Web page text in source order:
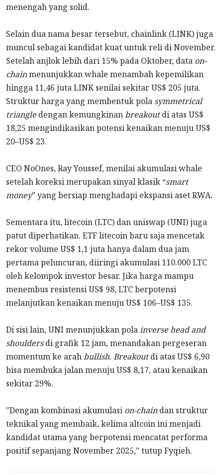
menengah yang solid.
Selain dua nama besar tersebut, chainlink (LINK) juga
muncul sebagai kandidat kuat untuk reli di November.
Setelah anjlok lebih dari 15% pada Oktober, data on-
chainmenunjukkan whale menambah kepemilikan
hingga 11,46 juta LINK senilai sekitar US$ 205 juta.
Struktur harga yang membentuk pola symmetrical
triangledengan kemungkinanbreakoutdi atas US$
18,25 mengindikasikan potensi kenaikan menuju US$
20–US$ 23.
CEO NoOnes, Ray Youssef, menilai akumulasi whale
setelah koreksi merupakan sinyal klasik “smart
money” yang bersiap menghadapi ekspansi aset RWA.
Sementara itu, litecoin (LTC) dan uniswap (UNI) juga
patut diperhatikan. ETF litecoin baru saja mencetak
rekor volume US$ 1,1 juta hanya dalam dua jam
pertama peluncuran, diiringi akumulasi 110.000 LTC
oleh kelompok investor besar. Jika harga mampu
menembus resistensi US$ 98, LTC berpotensi
melanjutkan kenaikan menuju US$ 106–US$ 135.
Di sisi lain, UNI menunjukkan polainverse head and
shouldersdi grafik 12 jam, menandakan pergeseran
momentum ke arahbullish. Breakoutdi atas US$ 6,90
bisa membuka jalan menuju US$ 8,17, atau kenaikan
sekitar 29%.
"Dengan kombinasi akumulasi on-chaindan struktur
teknikal yang membaik, kelima altcoin ini menjadi
kandidat utama yang berpotensi mencatat performa
positif sepanjang November 2025," tutup Fyqieh.